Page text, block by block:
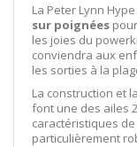
La Peter Lynn
sur poignées
les joies du
conviendra aux
les sorties à la
La construction et
font une des ailes
caractéristiques
particulièrement